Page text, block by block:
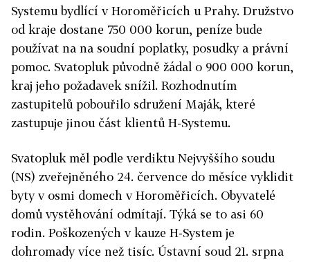
Systemu bydlící v Horoměřicích u Prahy. Družstvo
od kraje dostane 750 000 korun, peníze bude
používat na na soudní poplatky, posudky a právní
pomoc. Svatopluk původně žádal o 900 000 korun,
kraj jeho požadavek snížil. Rozhodnutím
zastupitelů pobouřilo sdružení Maják, které
zastupuje jinou část klientů H-Systemu.
Svatopluk měl podle verdiktu Nejvyššího soudu
(NS) zveřejněného 24. července do měsíce vyklidit
byty v osmi domech v Horoměřicích. Obyvatelé
domů vystěhování odmítají. Týká se to asi 60
rodin. Poškozených v kauze H-System je
dohromady více než tisíc. Ústavní soud 21. srpna